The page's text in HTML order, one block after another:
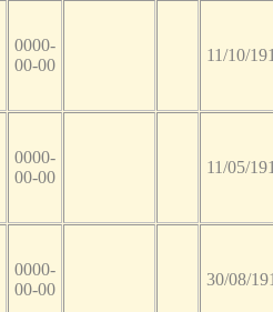
0000-
00-00
11/10/
0000-
00-00
11/05/
0000-
00-00
30/08/